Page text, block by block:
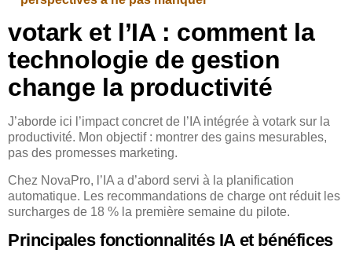
votark et l’IA : comment la
technologie de gestion
change la productivité
J’aborde ici l’impact concret de l’IA intégrée à votark sur la
productivité. Mon objectif : montrer des gains mesurables,
pas des promesses marketing.
Chez NovaPro, l’IA a d’abord servi à la planification
automatique. Les recommandations de charge ont réduit les
surcharges de 18 % la première semaine du pilote.
Principales fonctionnalités IA et bénéfices